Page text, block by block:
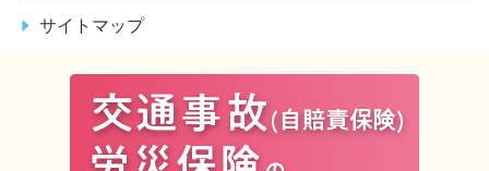
サイトマップ